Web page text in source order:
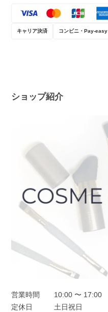
キャリア決済 コンビニ・Pay-easy
ショップ紹介
営業時間
10:00 〜 17:00
定休日
土日祝日